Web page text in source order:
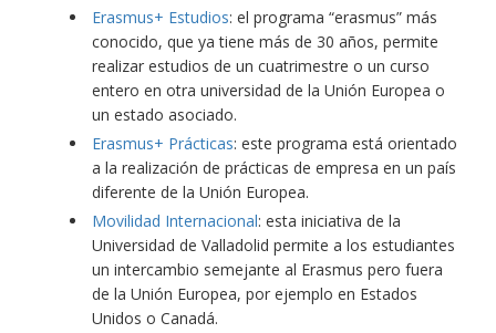
Erasmus+ Estudios: el programa “erasmus” más
conocido, que ya tiene más de 30 años, permite
realizar estudios de un cuatrimestre o un curso
entero en otra universidad de la Unión Europea o
un estado asociado.
Erasmus+ Prácticas: este programa está orientado
a la realización de prácticas de empresa en un país
diferente de la Unión Europea.
Movilidad Internacional: esta iniciativa de la
Universidad de Valladolid permite a los estudiantes
un intercambio semejante al Erasmus pero fuera
de la Unión Europea, por ejemplo en Estados
Unidos o Canadá.